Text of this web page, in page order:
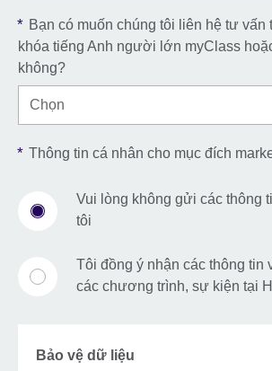
* Bạn có muốn chúng tôi liên hệ tư vấn
khóa tiếng Anh người lớn myClass
không?
* Thông tin cá nhân cho mục đích
Vui lòng không gửi các thông
tôi
Tôi đồng ý nhận các thông tin
các chương trình, sự kiện tại
Bảo vệ dữ liệu